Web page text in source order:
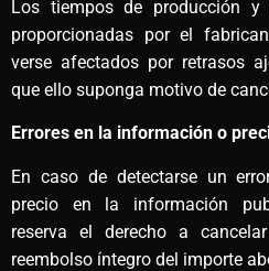
Los tiempos de producción y
proporcionadas por el
verse afectados por retrasos
que ello suponga motivo de
Errores en la información o
En caso de detectarse un
precio en la información
reserva el derecho a
reembolso íntegro del importe